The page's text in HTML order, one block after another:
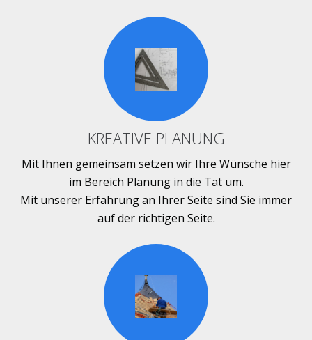
KREATIVE PLANUNG
Mit Ihnen gemeinsam setzen wir Ihre Wünsche hier
im Bereich Planung in die Tat um.
Mit unserer Erfahrung an Ihrer Seite sind Sie immer
auf der richtigen Seite.